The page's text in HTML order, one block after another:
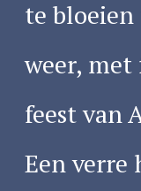
te
weer,
feest van
Een verre